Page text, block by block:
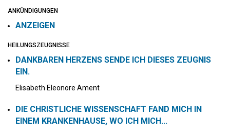
ANKÜNDIGUNGEN
ANZEIGEN
HEILUNGSZEUGNISSE
DANKBAREN HERZENS SENDE ICH DIESES ZEUGNIS
EIN.
Elisabeth Eleonore Ament
DIE CHRISTLICHE WISSENSCHAFT FAND MICH IN
EINEM KRANKENHAUSE, WO ICH MICH...